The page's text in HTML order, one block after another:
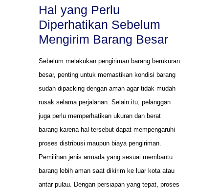
Hal yang Perlu
Diperhatikan Sebelum
Mengirim Barang Besar
Sebelum melakukan pengiriman barang berukuran
besar, penting untuk memastikan kondisi barang
sudah dipacking dengan aman agar tidak mudah
rusak selama perjalanan. Selain itu, pelanggan
juga perlu memperhatikan ukuran dan berat
barang karena hal tersebut dapat mempengaruhi
proses distribusi maupun biaya pengiriman.
Pemilihan jenis armada yang sesuai membantu
barang lebih aman saat dikirim ke luar kota atau
antar pulau. Dengan persiapan yang tepat, proses